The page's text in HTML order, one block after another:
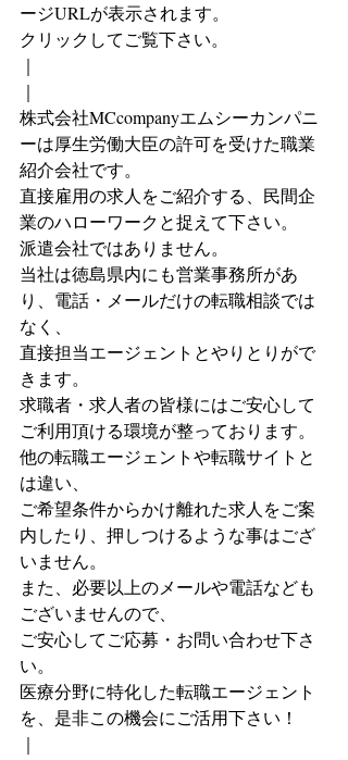
ージURLが表示されます。
クリックしてご覧下さい。
｜
｜
株式会社MCcompanyエムシーカンパニ
ーは厚生労働大臣の許可を受けた職業
紹介会社です。
直接雇用の求人をご紹介する、民間企
業のハローワークと捉えて下さい。
派遣会社ではありません。
当社は徳島県内にも営業事務所があ
り、電話・メールだけの転職相談では
なく、
直接担当エージェントとやりとりがで
きます。
求職者・求人者の皆様にはご安心して
ご利用頂ける環境が整っております。
他の転職エージェントや転職サイトと
は違い、
ご希望条件からかけ離れた求人をご案
内したり、押しつけるような事はござ
いません。
また、必要以上のメールや電話なども
ございませんので、
ご安心してご応募・お問い合わせ下さ
い。
医療分野に特化した転職エージェント
を、是非この機会にご活用下さい！
｜